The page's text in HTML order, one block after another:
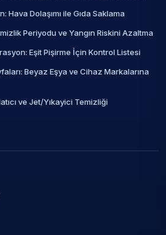
Hava Dolaşımı ile Gıda Saklama
Periyodu ve Yangın Riskini Azaltma
Eşit Pişirme İçin Kontrol Listesi
Beyaz Eşya ve Cihaz Markalarına
ve Jet/Yıkayici Temizliği